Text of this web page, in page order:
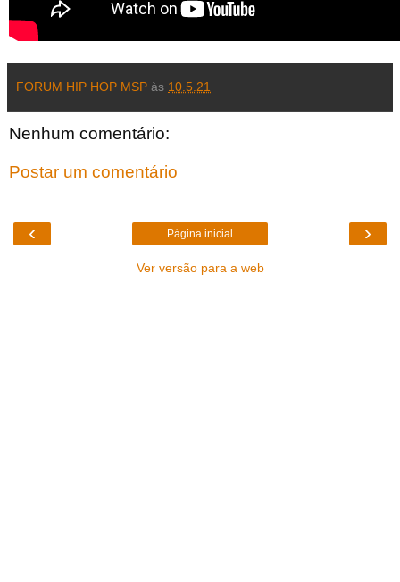
FORUM HIP HOP MSP às 10.5.21
Nenhum comentário:
Postar um comentário
‹ ›
Página inicial
Ver versão para a web